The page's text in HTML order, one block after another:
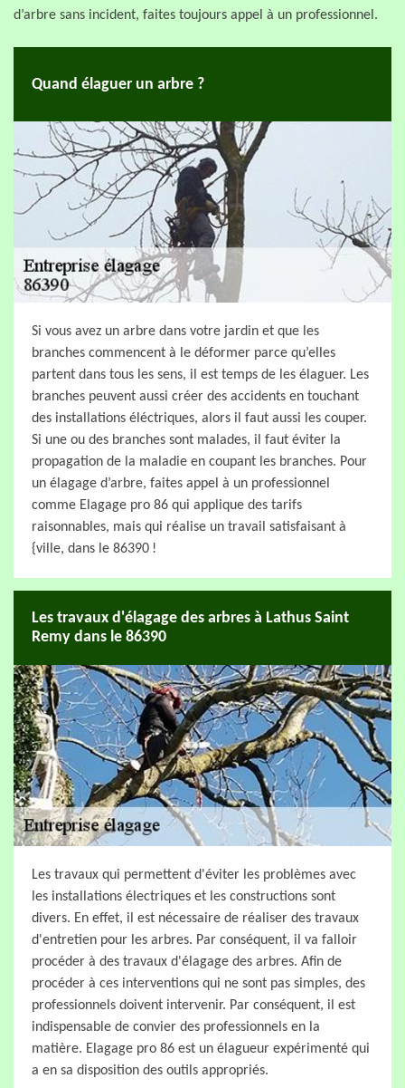
d’arbre sans incident, faites toujours appel à un professionnel.
Quand élaguer un arbre ?
Si vous avez un arbre dans votre jardin et que les
branches commencent à le déformer parce qu’elles
partent dans tous les sens, il est temps de les élaguer. Les
branches peuvent aussi créer des accidents en touchant
des installations éléctriques, alors il faut aussi les couper.
Si une ou des branches sont malades, il faut éviter la
propagation de la maladie en coupant les branches. Pour
un élagage d’arbre, faites appel à un professionnel
comme Elagage pro 86 qui applique des tarifs
raisonnables, mais qui réalise un travail satisfaisant à
{ville, dans le 86390 !
Les travaux d'élagage des arbres à Lathus Saint
Remy dans le 86390
Les travaux qui permettent d'éviter les problèmes avec
les installations électriques et les constructions sont
divers. En effet, il est nécessaire de réaliser des travaux
d'entretien pour les arbres. Par conséquent, il va falloir
procéder à des travaux d'élagage des arbres. Afin de
procéder à ces interventions qui ne sont pas simples, des
professionnels doivent intervenir. Par conséquent, il est
indispensable de convier des professionnels en la
matière. Elagage pro 86 est un élagueur expérimenté qui
a en sa disposition des outils appropriés.